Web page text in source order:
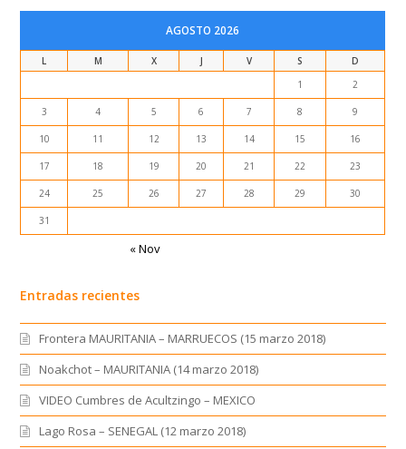
AGOSTO 2026
L M X J V S
D
1
2
3 4 5 6 7 8 9
10 11 12 13 14 15 16
17 18 19 20 21 22 23
24 25 26 27 28 29 30
31
« Nov
Entradas recientes
Frontera MAURITANIA – MARRUECOS (15 marzo 2018)
Noakchot – MAURITANIA (14 marzo 2018)
VIDEO Cumbres de Acultzingo – MEXICO
Lago Rosa – SENEGAL (12 marzo 2018)